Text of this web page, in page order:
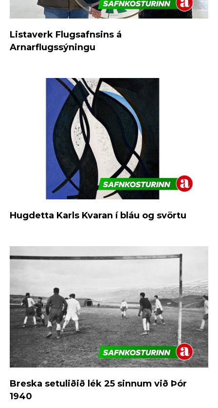
Listaverk Flugsafnsins á
Arnarflugssýningu
Hugdetta Karls Kvaran í bláu og svörtu
Breska setuliðið lék 25 sinnum við Þór
1940